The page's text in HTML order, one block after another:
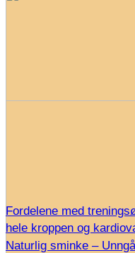
Fordelene med
hele kroppen og
Naturlig sminke –